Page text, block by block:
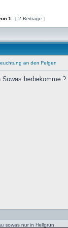
1 [ 2 Beiträge ]
an den Felgen
herbekomme ?
sowas nur in Hellgrün